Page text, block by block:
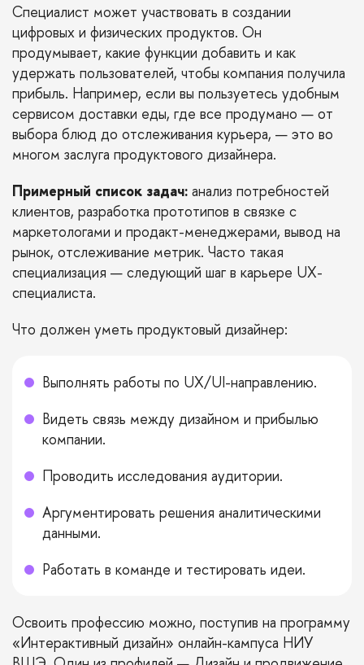
Специалист может участвовать в создании
цифровых и физических продуктов. Он
продумывает, какие функции добавить и как
удержать пользователей, чтобы компания получила
прибыль. Например, если вы пользуетесь удобным
сервисом доставки еды, где все продумано — от
выбора блюд до отслеживания курьера, — это во
многом заслуга продуктового дизайнера.
Примерный список задач: анализ потребностей
клиентов, разработка прототипов в связке с
маркетологами и продакт-менеджерами, вывод на
рынок, отслеживание метрик. Часто такая
специализация — следующий шаг в карьере UX-
специалиста.
Что должен уметь продуктовый дизайнер:
Выполнять работы по UX/UI-направлению.
Видеть связь между дизайном и прибылью
компании.
Проводить исследования аудитории.
Аргументировать решения аналитическими
данными.
Работать в команде и тестировать идеи.
Освоить профессию можно, поступив на программу
«Интерактивный дизайн» онлайн-кампуса НИУ